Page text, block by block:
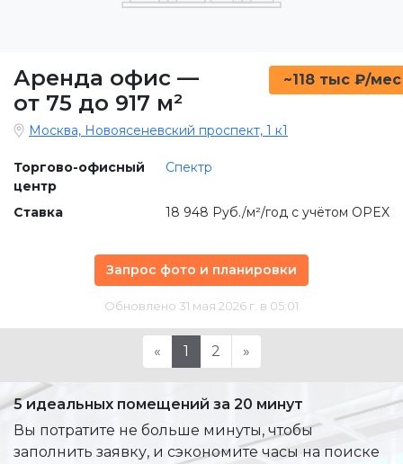
Аренда офис —
от 75 до 917 м²
~118 тыс ₽/мес
Москва, Новоясеневский проспект, 1 к1
Торгово-офисный
центр
Спектр
Ставка 18 948 Руб./м²/год с учётом OPEX
Запрос фото и планировки
Обновлено 31 мая 2026 г. в 05:01
« 1 2 »
5 идеальных помещений за 20 минут
Вы потратите не больше минуты, чтобы
заполнить заявку, и сэкономите часы на поиске